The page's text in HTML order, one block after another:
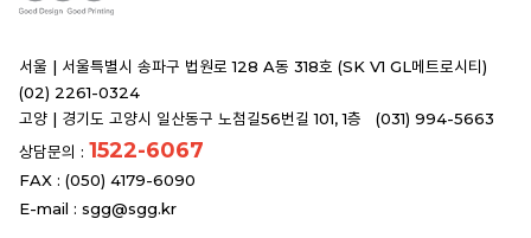
서울 | 서울특별시 송파구 법원로 128 A동 318호 (SK V1 GL메트로시티)
(02) 2261-0324
고양 | 경기도 고양시 일산동구 노첨길56번길 101, 1층 (031) 994-5663
상담문의 : 1522-6067
FAX : (050) 4179-6090
E-mail : sgg@sgg.kr